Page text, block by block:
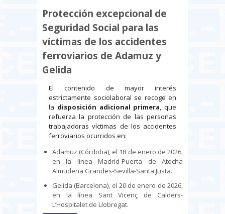
Protección excepcional de
Seguridad Social para las
víctimas de los accidentes
ferroviarios de Adamuz y
Gelida
El contenido de mayor interés
estrictamente sociolaboral se recoge en
la disposición adicional primera, que
refuerza la protección de las personas
trabajadoras víctimas de los accidentes
ferroviarios ocurridos en:
Adamuz (Córdoba), el 18 de enero de 2026,
en la línea Madrid-Puerta de Atocha
Almudena Grandes-Sevilla-Santa Justa.
Gelida (Barcelona), el 20 de enero de 2026,
en la línea Sant Vicenç de Calders-
L’Hospitalet de Llobregat.